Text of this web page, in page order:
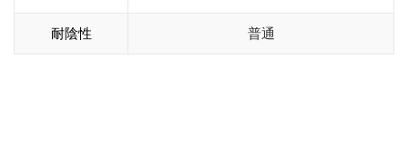
耐陰性 普通